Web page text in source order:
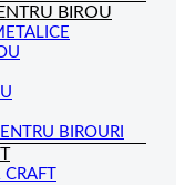
BIROU
BIROURI